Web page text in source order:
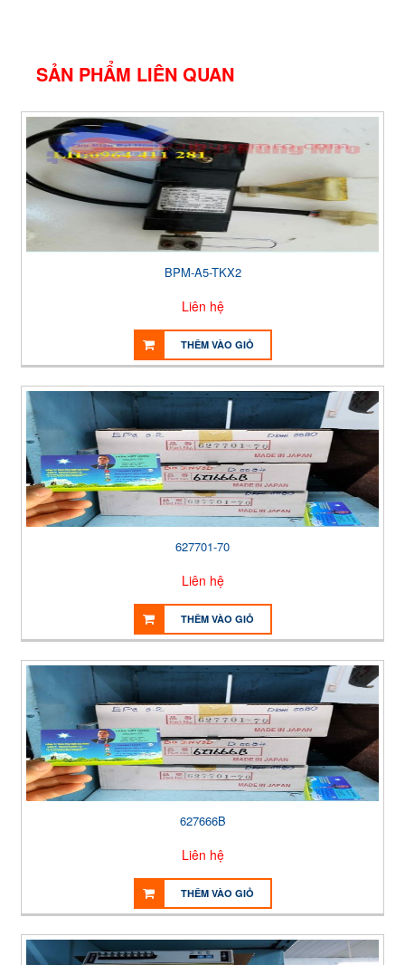
SẢN PHẨM LIÊN QUAN
BPM-A5-TKX2
Liên hệ
THÊM VÀO GIỎ
627701-70
Liên hệ
THÊM VÀO GIỎ
627666B
Liên hệ
THÊM VÀO GIỎ